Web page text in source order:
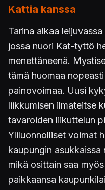
Kattia kanssa
Tarina alkaa
jossa nuori Kat-tyttö
menettäneenä.
tämä huomaa
painovoimaa. Uusi
liikkumisen ilmateitse
tavaroiden liikuttelun
Yliluonnolliset voimat
kaupungin
mikä osittain saa
paikkaansa